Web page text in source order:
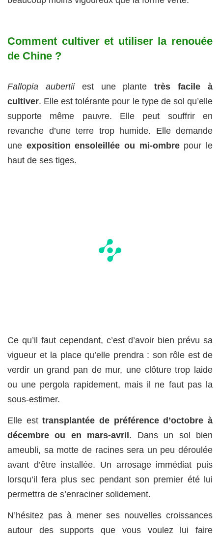
Comment cultiver et utiliser la renouée
de Chine ?
Fallopia aubertiiest une plantetrès facile à
cultiver. Elle est tolérante pour le type de sol qu’elle
supporte même pauvre. Elle peut souffrir en
revanche d’une terre trop humide. Elle demande
une exposition ensoleillée ou mi-ombrepour le
haut de ses tiges.
Ce qu’il faut cependant, c’est d’avoir bien prévu sa
vigueur et la place qu’elle prendra : son rôle est de
verdir un grand pan de mur, une clôture trop laide
ou une pergola rapidement, mais il ne faut pas la
sous-estimer.
Elle esttransplantée de préférence d’octobre à
décembre ou en mars-avril. Dans un sol bien
ameubli, sa motte de racines sera un peu déroulée
avant d’être installée. Un arrosage immédiat puis
lorsqu’il fera plus sec pendant son premier été lui
permettra de s’enraciner solidement.
N’hésitez pas à mener ses nouvelles croissances
autour des supports que vous voulez lui faire